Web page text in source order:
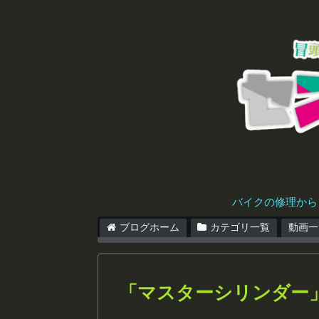
バイクの修理か
ブログホーム カテゴリ一覧 動画
「 マスターシリンダー